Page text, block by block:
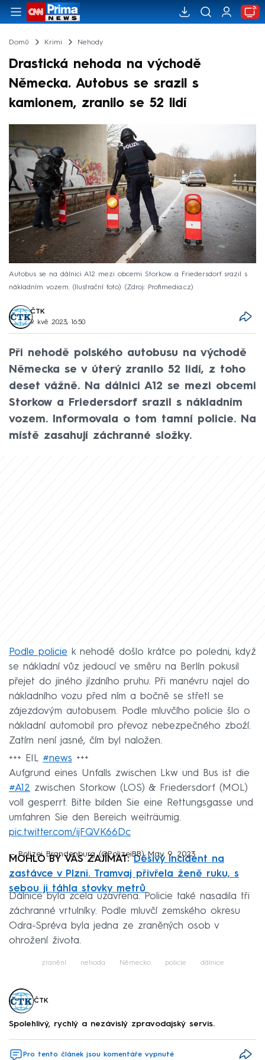
Domů Krimi Nehody
Drastická nehoda na východě
Německa. Autobus se srazil s
kamionem, zranilo se 52 lidí
Autobus se na dálnici A12 mezi obcemi Storkow a Friedersdorf srazil s
nákladním vozem. (Ilustrační foto)
Zdroj: Profimedia.cz
ČTK
9. kvě 2023, 16:50
Při nehodě polského autobusu na východě
Německa se v úterý zranilo 52 lidí, z toho
deset vážně. Na dálnici A12 se mezi obcemi
Storkow a Friedersdorf srazil s nákladním
vozem. Informovala o tom tamní policie. Na
místě zasahují záchranné složky.
Podle policie k nehodě došlo krátce po poledni, když
se nákladní vůz jedoucí ve směru na Berlín pokusil
přejet do jiného jízdního pruhu. Při manévru najel do
nákladního vozu před ním a bočně se střetl se
zájezdovým autobusem. Podle mluvčího policie šlo o
nákladní automobil pro převoz nebezpečného zboží.
Zatím není jasné, čím byl naložen.
+++ EIL #news +++
Aufgrund eines Unfalls zwischen Lkw und Bus ist die
#A12 zwischen Storkow (LOS) & Friedersdorf (MOL)
voll gesperrt. Bitte bilden Sie eine Rettungsgasse und
umfahren Sie den Bereich weiträumig.
pic.twitter.com/ijFQVK66Dc
— Polizei Brandenburg (@PolizeiBB) May 9, 2023
MOHLO BY VÁS ZAJÍMAT:Děsivý incident na
zastávce v Plzni. Tramvaj přivřela ženě ruku, s
sebou ji táhla stovky metrů
Dálnice byla zcela uzavřena. Policie také nasadila tři
záchranné vrtulníky. Podle mluvčí zemského okresu
Odra-Spréva byla jedna ze zraněných osob v
ohrožení života.
zranění nehoda Německo policie dálnice
ČTK
Spolehlivý, rychlý a nezávislý zpravodajský servis.
Pro tento článek jsou komentáře vypnuté